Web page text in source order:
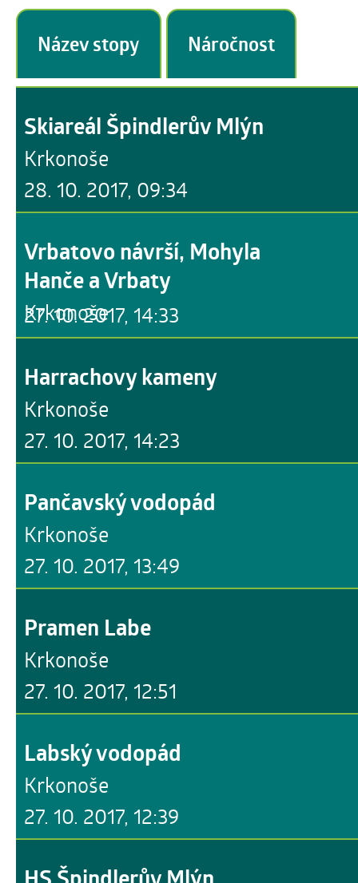
Název stopy Náročnost
28. 10. 2017, 09:34
Skiareál Špindlerův Mlýn
Krkonoše
27. 10. 2017, 14:33
Vrbatovo návrší, Mohyla
Hanče a Vrbaty
Krkonoše
27. 10. 2017, 14:23
Harrachovy kameny
Krkonoše
27. 10. 2017, 13:49
Pančavský vodopád
Krkonoše
27. 10. 2017, 12:51
Pramen Labe
Krkonoše
27. 10. 2017, 12:39
Labský vodopád
Krkonoše